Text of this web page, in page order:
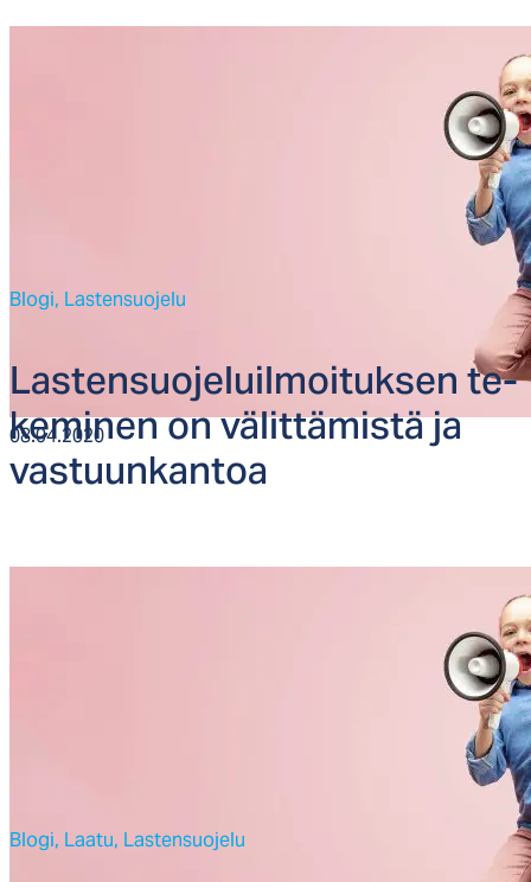
08.04.2020
Blogi, Lastensuojelu
Las­ten­suo­je­luil­moi­tuk­sen te­
ke­mi­nen on vä­lit­tä­mis­tä ja
vas­tuun­kan­toa
Blogi, Laatu, Lastensuojelu